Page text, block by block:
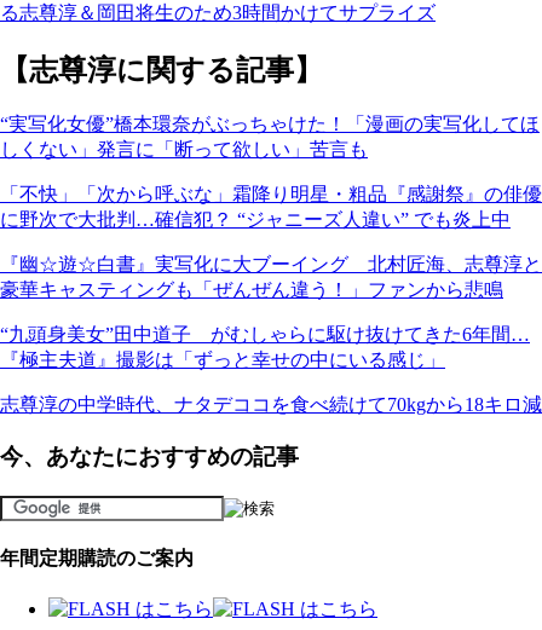
る志尊淳＆岡田将生のため3時間かけてサプライズ
【志尊淳に関する記事】
“実写化女優”橋本環奈がぶっちゃけた！「漫画の実写化してほ
しくない」発言に「断って欲しい」苦言も
「不快」「次から呼ぶな」霜降り明星・粗品『感謝祭』の俳優
に野次で大批判…確信犯？ “ジャニーズ人違い” でも炎上中
『幽☆遊☆白書』実写化に大ブーイング 北村匠海、志尊淳と
豪華キャスティングも「ぜんぜん違う！」ファンから悲鳴
“九頭身美女”田中道子 がむしゃらに駆け抜けてきた6年間…
『極主夫道』撮影は「ずっと幸せの中にいる感じ」
志尊淳の中学時代、ナタデココを食べ続けて70kgから18キロ減
今、あなたにおすすめの記事
年間定期購読のご案内